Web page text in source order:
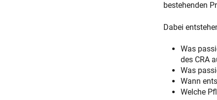
bestehenden
Dabei
Was
des CRA
Was
Wann
Welche